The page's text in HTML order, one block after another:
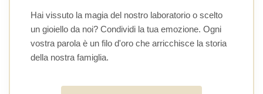
Hai vissuto la magia del nostro laboratorio o scelto
un gioiello da noi? Condividi la tua emozione. Ogni
vostra parola è un filo d'oro che arricchisce la storia
della nostra famiglia.